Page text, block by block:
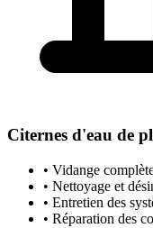
Citernes d'eau de
• Vidange
• Nettoyage et
• Entretien des
• Réparation des